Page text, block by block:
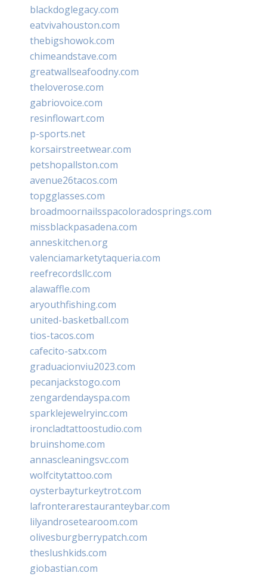
blackdoglegacy.com
eatvivahouston.com
thebigshowok.com
chimeandstave.com
greatwallseafoodny.com
theloverose.com
gabriovoice.com
resinflowart.com
p-sports.net
korsairstreetwear.com
petshopallston.com
avenue26tacos.com
topgglasses.com
broadmoornailsspacoloradosprings.com
missblackpasadena.com
anneskitchen.org
valenciamarketytaqueria.com
reefrecordsllc.com
alawaffle.com
aryouthfishing.com
united-basketball.com
tios-tacos.com
cafecito-satx.com
graduacionviu2023.com
pecanjackstogo.com
zengardendayspa.com
sparklejewelryinc.com
ironcladtattoostudio.com
bruinshome.com
annascleaningsvc.com
wolfcitytattoo.com
oysterbayturkeytrot.com
lafronterarestauranteybar.com
lilyandrosetearoom.com
olivesburgberrypatch.com
theslushkids.com
giobastian.com